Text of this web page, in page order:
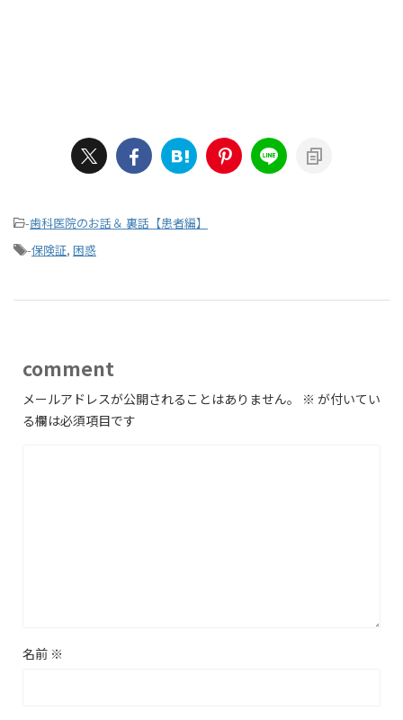
-歯科医院のお話＆ 裏話【患者編】
-保険証, 困惑
comment
メールアドレスが公開されることはありません。 ※ が付いてい
る欄は必須項目です
名前 ※